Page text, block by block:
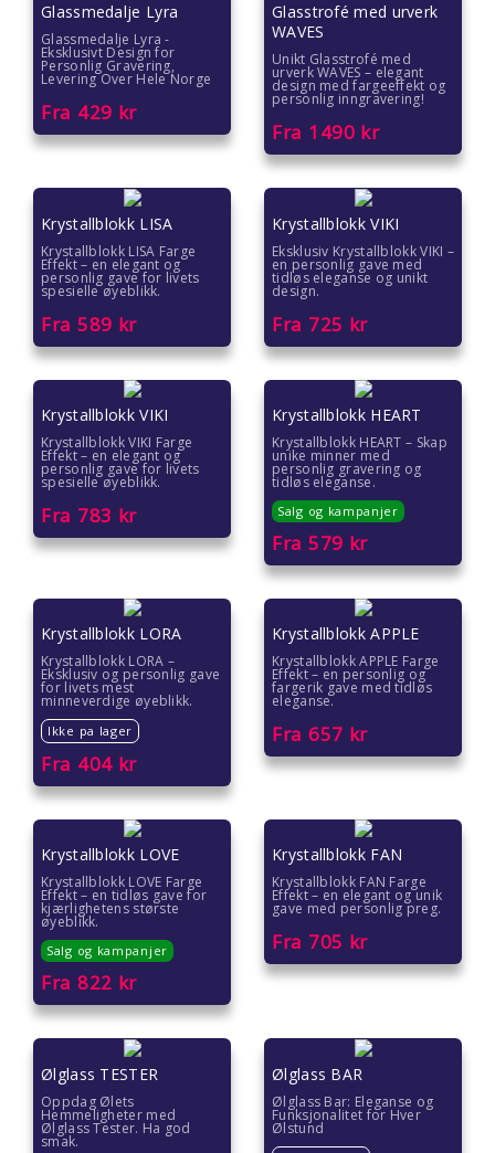
Glassmedalje Lyra
Glassmedalje Lyra -
Eksklusivt Design for
Personlig Gravering,
Levering Over Hele Norge
Fra 429 kr
Glasstrofé med urverk
WAVES
Unikt Glasstrofé med
urverk WAVES – elegant
design med fargeeffekt og
personlig inngravering!
Fra 1490 kr
Krystallblokk LISA
Krystallblokk LISA Farge
Effekt – en elegant og
personlig gave for livets
spesielle øyeblikk.
Fra 589 kr
Krystallblokk VIKI
Eksklusiv Krystallblokk VIKI –
en personlig gave med
tidløs eleganse og unikt
design.
Fra 725 kr
Krystallblokk VIKI
Krystallblokk VIKI Farge
Effekt – en elegant og
personlig gave for livets
spesielle øyeblikk.
Fra 783 kr
Krystallblokk HEART
Krystallblokk HEART – Skap
unike minner med
personlig gravering og
tidløs eleganse.
Salg og kampanjer
Fra 579 kr
Krystallblokk LORA
Krystallblokk LORA –
Eksklusiv og personlig gave
for livets mest
minneverdige øyeblikk.
Ikke pa lager
Fra 404kr
Krystallblokk APPLE
Krystallblokk APPLE Farge
Effekt – en personlig og
fargerik gave med tidløs
eleganse.
Fra 657 kr
Krystallblokk LOVE
Krystallblokk LOVE Farge
Effekt – en tidløs gave for
kjærlighetens største
øyeblikk.
Salg og kampanjer
Fra 822 kr
Krystallblokk FAN
Krystallblokk FAN Farge
Effekt – en elegant og unik
gave med personlig preg.
Fra 705 kr
Ølglass TESTER
Oppdag Ølets
Hemmeligheter med
Ølglass Tester. Ha god
smak.
Ølglass BAR
Ølglass Bar: Eleganse og
Funksjonalitet for Hver
Ølstund